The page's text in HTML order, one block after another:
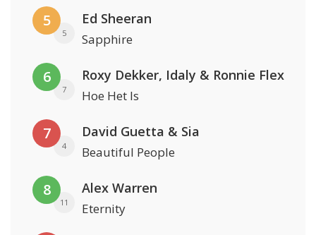
5
5
Ed Sheeran
Sapphire
6
7
Roxy Dekker, Idaly & Ronnie Flex
Hoe Het Is
7
4
David Guetta & Sia
Beautiful People
8
11
Alex Warren
Eternity